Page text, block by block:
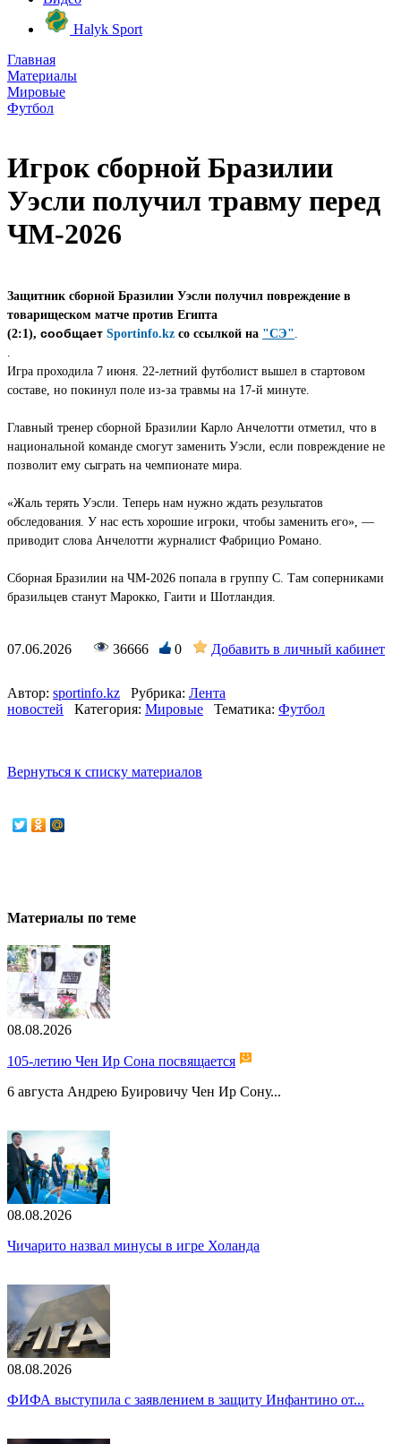
Halyk Sport
Главная
Материалы
Мировые
Футбол
Игрок сборной Бразилии
Уэсли получил травму перед
ЧМ-2026
Защитник сборной Бразилии Уэсли получил повреждение в
товарищеском матче против Египта
(2:1), сообщает Sportinfo.kz со ссылкой на "СЭ"
Игра проходила 7 июня. 22-летний футболист вышел в стартовом
составе, но покинул поле из-за травмы на 17-й минуте.
Главный тренер сборной Бразилии Карло Анчелотти отметил, что в
национальной команде смогут заменить Уэсли, если повреждение не
позволит ему сыграть на чемпионате мира.
«Жаль терять Уэсли. Теперь нам нужно ждать результатов
обследования. У нас есть хорошие игроки, чтобы заменить его», —
приводит слова Анчелотти журналист Фабрицио Романо.
Сборная Бразилии на ЧМ-2026 попала в группу C. Там соперниками
бразильцев станут Марокко, Гаити и Шотландия.
07.06.2026 36666 0 Добавить в личный кабинет
Автор: sportinfo.kz Рубрика: Лента
новостей
Категория: Мировые Тематика: Футбол
Вернуться к списку материалов
Материалы по теме
08.08.2026
105-летию Чен Ир Сона посвящается
6 августа Андрею Буировичу Чен Ир Сону...
08.08.2026
Чичарито назвал минусы в игре Холанда
08.08.2026
ФИФА выступила с заявлением в защиту Инфантино от...